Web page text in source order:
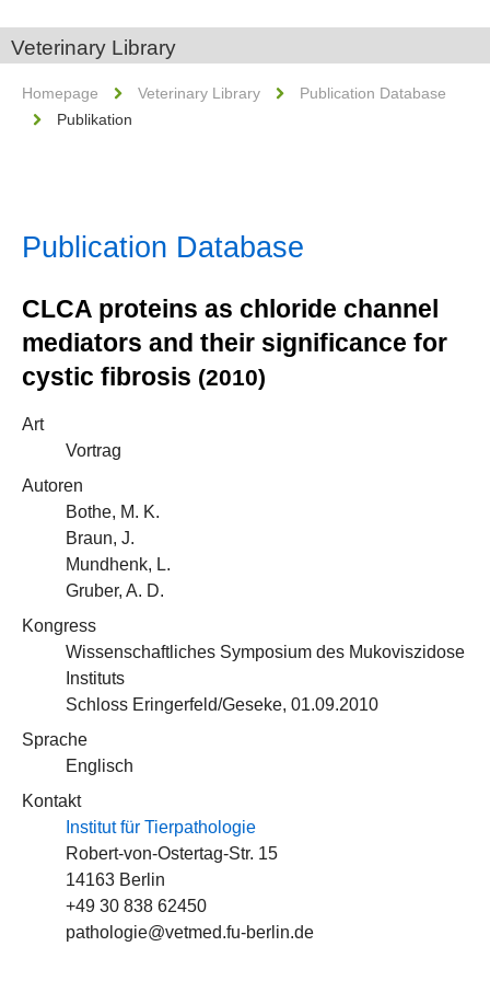
Veterinary Library
Homepage Veterinary Library
Publication Database
Publikation
Publication Database
CLCA proteins as chloride channel
mediators and their significance for
cystic fibrosis (2010)
Art
Vortrag
Autoren
Bothe, M. K.
Braun, J.
Mundhenk, L.
Gruber, A. D.
Kongress
Wissenschaftliches Symposium des Mukoviszidose
Instituts
Schloss Eringerfeld/Geseke, 01.09.2010
Sprache
Englisch
Kontakt
Institut für Tierpathologie
Robert-von-Ostertag-Str. 15
14163 Berlin
+49 30 838 62450
pathologie@vetmed.fu-berlin.de